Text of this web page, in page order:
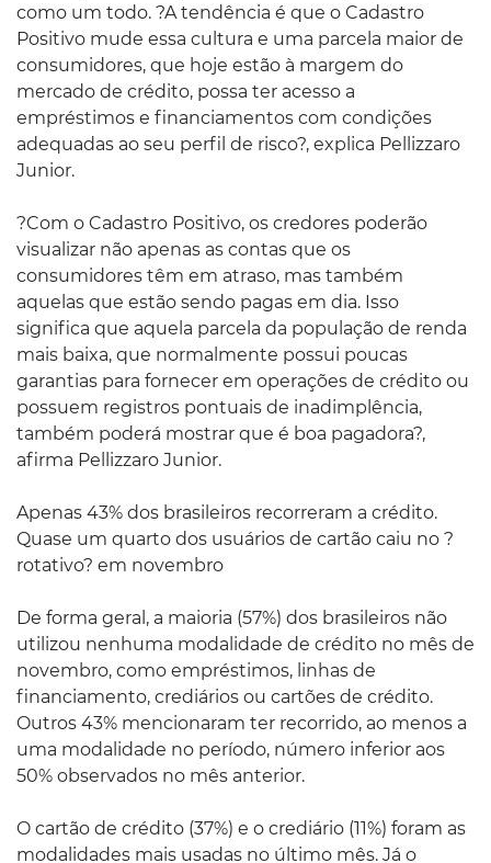
como um todo. ?A tendência é que o Cadastro
Positivo mude essa cultura e uma parcela maior de
consumidores, que hoje estão à margem do
mercado de crédito, possa ter acesso a
empréstimos e financiamentos com condições
adequadas ao seu perfil de risco?, explica Pellizzaro
Junior.
?Com o Cadastro Positivo, os credores poderão
visualizar não apenas as contas que os
consumidores têm em atraso, mas também
aquelas que estão sendo pagas em dia. Isso
significa que aquela parcela da população de renda
mais baixa, que normalmente possui poucas
garantias para fornecer em operações de crédito ou
possuem registros pontuais de inadimplência,
também poderá mostrar que é boa pagadora?,
afirma Pellizzaro Junior.
Apenas 43% dos brasileiros recorreram a crédito.
Quase um quarto dos usuários de cartão caiu no ?
rotativo? em novembro
De forma geral, a maioria (57%) dos brasileiros não
utilizou nenhuma modalidade de crédito no mês de
novembro, como empréstimos, linhas de
financiamento, crediários ou cartões de crédito.
Outros 43% mencionaram ter recorrido, ao menos a
uma modalidade no período, número inferior aos
50% observados no mês anterior.
O cartão de crédito (37%) e o crediário (11%) foram as
modalidades mais usadas no último mês. Já o